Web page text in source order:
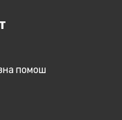
помош